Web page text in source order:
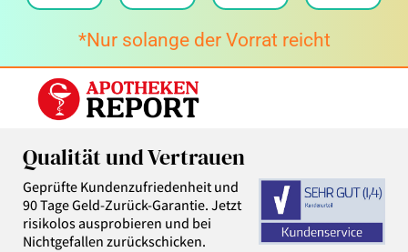
*Nur solange der Vorrat reicht
Qualität und Vertrauen
Geprüfte Kundenzufriedenheit und
90 Tage Geld-Zurück-Garantie. Jetzt
risikolos ausprobieren und bei
Nichtgefallen zurückschicken.